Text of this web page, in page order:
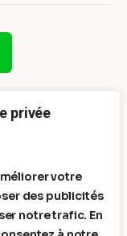
privée
votre
des publicités
notre trafic. En